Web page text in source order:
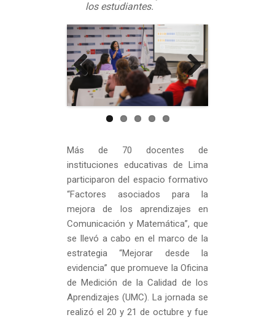
los estudiantes.
Previous Next
Más de 70 docentes de
instituciones educativas de Lima
participaron del espacio formativo
“Factores asociados para la
mejora de los aprendizajes en
Comunicación y Matemática”, que
se llevó a cabo en el marco de la
estrategia “Mejorar desde la
evidencia” que promueve la Oficina
de Medición de la Calidad de los
Aprendizajes (UMC). La jornada se
realizó el 20 y 21 de octubre y fue